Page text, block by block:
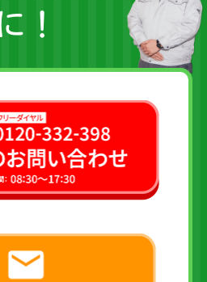
！